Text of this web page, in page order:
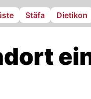
Stäfa Dietikon